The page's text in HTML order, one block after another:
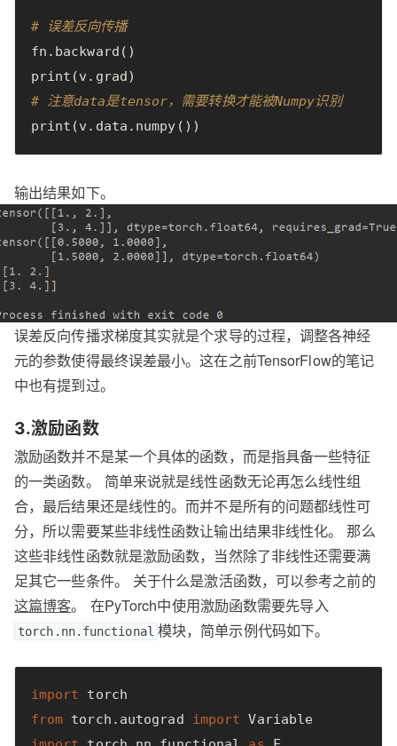
# 误差反向传播
fn . backward ()
print (v . grad)
# 注意data是tensor，需要转换才能被Numpy识别
print (v . data . numpy ())
输出结果如下。
误差反向传播求梯度其实就是个求导的过程，调整各神经
元的参数使得最终误差最小。这在之前TensorFlow的笔记
中也有提到过。
3.激励函数
激励函数并不是某一个具体的函数，而是指具备一些特征
的一类函数。 简单来说就是线性函数无论再怎么线性组
合，最后结果还是线性的。而并不是所有的问题都线性可
分，所以需要某些非线性函数让输出结果非线性化。 那么
这些非线性函数就是激励函数，当然除了非线性还需要满
足其它一些条件。 关于什么是激活函数，可以参考之前的
这篇博客。 在PyTorch中使用激励函数需要先导入
torch.nn.functional 模块，简单示例代码如下。
import
torch
from torch.autograd import Variable